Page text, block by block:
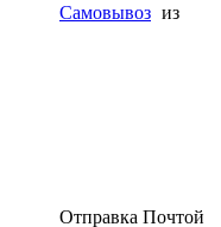
Самовывоз из
Отправка Почтой